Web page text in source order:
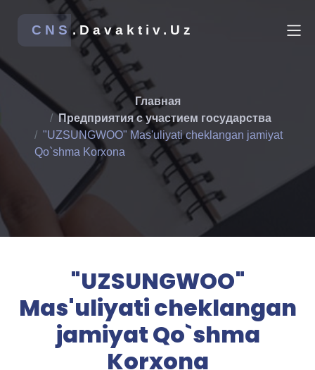
CNS.Davaktiv.Uz
Главная
Предприятия с участием государства
"UZSUNGWOO" Mas'uliyati cheklangan jamiyat
Qo`shma Korxona
"UZSUNGWOO"
Mas'uliyati cheklangan
jamiyat Qo`shma
Korxona